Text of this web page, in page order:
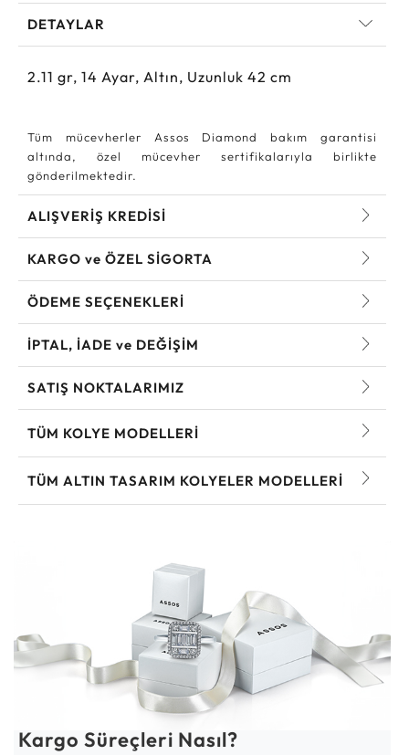
DETAYLAR
2.11 gr, 14 Ayar, Altın, Uzunluk 42 cm
Tüm mücevherler Assos Diamond bakım garantisi
altında, özel mücevher sertifikalarıyla birlikte
gönderilmektedir.
ALIŞVERİŞ KREDİSİ
KARGO ve ÖZEL SİGORTA
ÖDEME SEÇENEKLERİ
İPTAL, İADE ve DEĞİŞİM
SATIŞ NOKTALARIMIZ
TÜM KOLYE MODELLERI
TÜM ALTIN TASARIM KOLYELER MODELLERI
Kargo Süreçleri Nasıl?